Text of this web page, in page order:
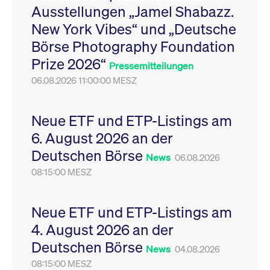
Ausstellungen „Jamel Shabazz.
New York Vibes“ und „Deutsche
Börse Photography Foundation
Prize 2026“ Pressemitteilungen
06.08.2026 11:00:00 MESZ
Neue ETF und ETP-Listings am
6. August 2026 an der
Deutschen Börse News 06.08.2026
08:15:00 MESZ
Neue ETF und ETP-Listings am
4. August 2026 an der
Deutschen Börse News 04.08.2026
08:15:00 MESZ
Leistung der Website
zu messen. Es handelt
sich um ein Muster-
Cookie, bei dem auf
das Präfix _pk_ses
eine kurze Reihe von
VISITOR_PRIVACY_METADATA
YouTube
.youtube.com
6
Monate
Dieses Cookie dient
Speicherung der
Einwilligungs- und
des Nutzers für ihre
Interaktion mit der
Sitzungen geehrt